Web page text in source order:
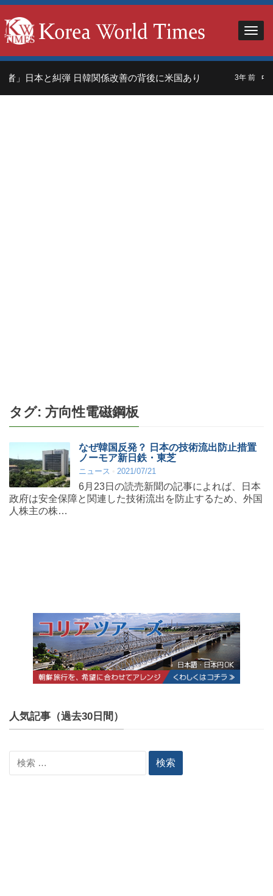
」日本と糾弾 日韓関係改善の背後に米国あり 3年 前 中
タグ: 方向性電磁鋼板
なぜ韓国反発？ 日本の技術流出防止措置
ノーモア新日鉄・東芝
ニュース 2021/07/21
6月23日の読売新聞の記事によれば、日本
政府は安全保障と関連した技術流出を防止するため、外国
人株主の株…
人気記事（過去30日間）
索: